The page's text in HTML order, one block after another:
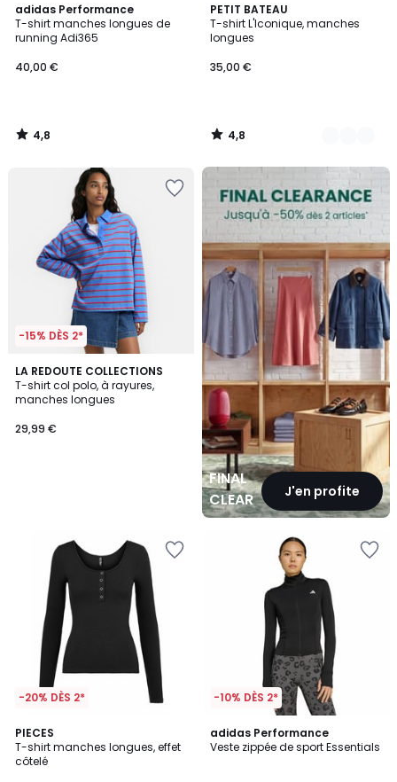
adidas Performance
T-shirt manches longues de
running Adi365
40,00 €
4,8
/ 5
4,8
/
PETIT BATEAU
T-shirt L'Iconique, manches
longues
35,00 €
4,8
/ 5
3
Couleurs
4,8
/
-15% DÈS 2*
LA REDOUTE COLLECTIONS
T-shirt col polo, à rayures,
manches longues
29,99 €
FINAL
CLEARANCEJ'en profite
FINAL
CLEARANCE
-20% DÈS 2*
PIECES
T-shirt manches longues, effet
côtelé
4,5
/ 5
5
Couleurs
-10% DÈS 2*
adidas Performance
Veste zippée de sport Essentials
4,9
/ 5